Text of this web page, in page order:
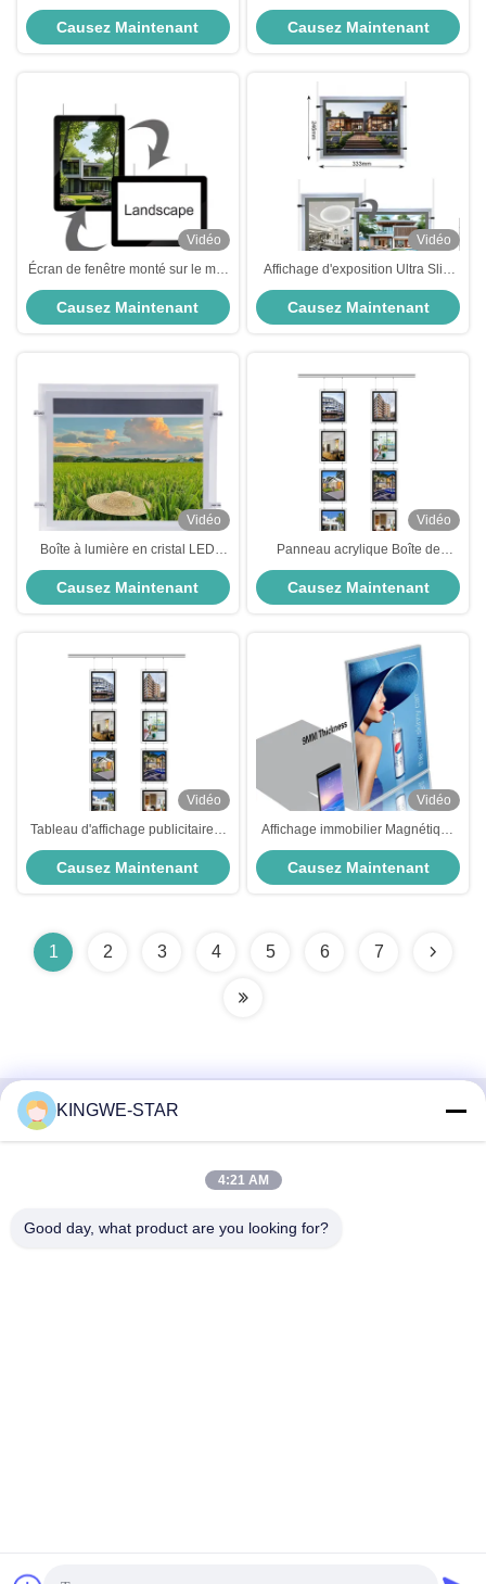
cristaux affichage publicitaire
écran LED panneau d'affichage
RoHS
Causez Maintenant
unique personnalisable DC12V
DC24V
Causez Maintenant
Vidéo
Écran de fenêtre monté sur le mur
Éclairage à LED Cadres d'image
Boîte de lumière en cristal
rectangulaire
Causez Maintenant
Vidéo
Affichage d'exposition Ultra Slim
A4 Light Box rétroéclairé Panneau
acrylique Affichage Crystal Light
Box avec tension d'entrée DC12V
Causez Maintenant
Vidéo
Boîte à lumière en cristal LED
SMD Boîte à néon publicitaire
argentée 2835 Panneau acrylique
à bande LED
Causez Maintenant
Vidéo
Panneau acrylique Boîte de
lumière cristalline 6W - 10W Écran
de fenêtre immobilier 5000Lux
Lumière
Causez Maintenant
Vidéo
Tableau d'affichage publicitaire à
LED
Causez Maintenant
Vidéo
Affichage immobilier Magnétique
publicité acrylique Light Box -40C
55C pour la publicité de table
Causez Maintenant
1 2 3 4 5 6 7
Contactez rapidement
Fuyong, district Baoan, Shenzhen, Guangdong, Chine
KINGWE-STAR
4:21 AM
Good day, what product are you looking for?